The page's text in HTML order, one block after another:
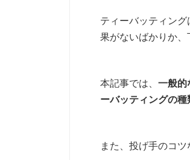
ティーバッティン
果がないばかりか、
本記事では、 一般的
ーバッティングの種
また、投げ手のコツ